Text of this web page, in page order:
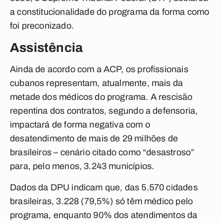
a constitucionalidade do programa da forma como
foi preconizado.
Assistência
Ainda de acordo com a ACP, os profissionais
cubanos representam, atualmente, mais da
metade dos médicos do programa. A rescisão
repentina dos contratos, segundo a defensoria,
impactará de forma negativa com o
desatendimento de mais de 29 milhões de
brasileiros – cenário citado como “desastroso”
para, pelo menos, 3.243 municípios.
Dados da DPU indicam que, das 5.570 cidades
brasileiras, 3.228 (79,5%) só têm médico pelo
programa, enquanto 90% dos atendimentos da